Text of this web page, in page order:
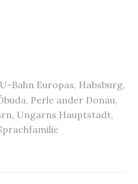
Bahn Europas, Habsburg,
, Perle ander Donau,
, Ungarns Hauptstadt,